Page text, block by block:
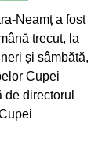
Neamț a fost
trecut, la
și sâmbătă,
Cupei
directorul